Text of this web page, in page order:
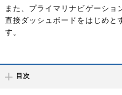
また、プライマリナビゲーショ
直接ダッシュボードをはじめと
す。
目次